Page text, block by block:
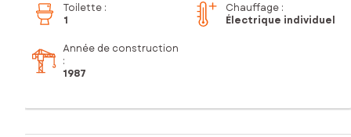
Toilette :
1
Chauffage :
Électrique individuel
Année de construction
:
1987